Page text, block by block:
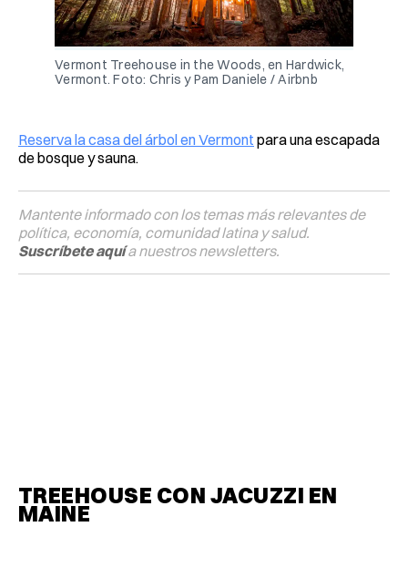
Vermont Treehouse in the Woods, en Hardwick,
Vermont. Foto: Chris y Pam Daniele / Airbnb
Reserva la casa del árbol en Vermont para una escapada
de bosque y sauna.
Mantente informado con los temas más relevantes de
política, economía, comunidad latina y salud.
Suscríbete aquía nuestros newsletters.
TREEHOUSE CON JACUZZI EN
MAINE